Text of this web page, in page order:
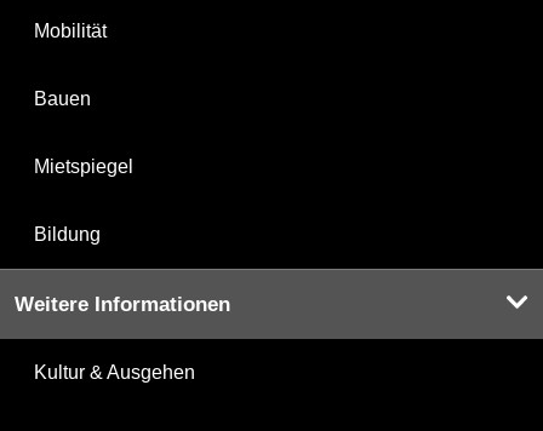
Mobilität
Bauen
Mietspiegel
Bildung
Weitere Informationen
Kultur & Ausgehen